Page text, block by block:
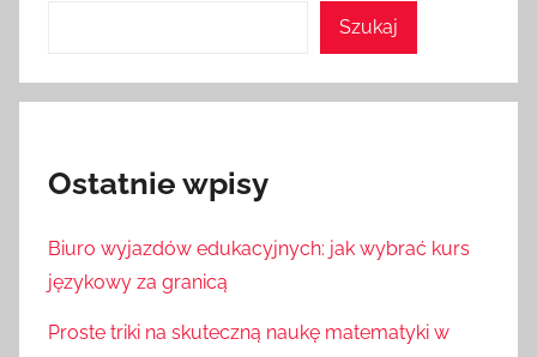
Szukaj
Ostatnie wpisy
Biuro wyjazdów edukacyjnych: jak wybrać kurs
językowy za granicą
Proste triki na skuteczną naukę matematyki w